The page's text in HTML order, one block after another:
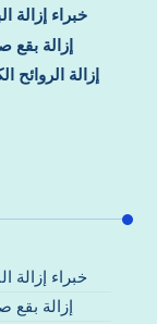
خبراء إزالة
إزالة
إزالة
خبراء إزالة
إزالة بقع